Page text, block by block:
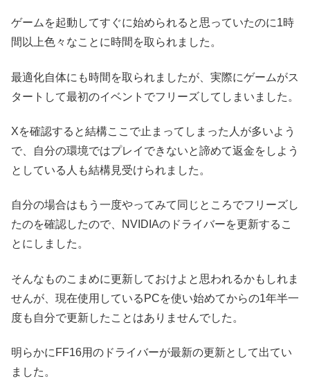
ゲームを起動してすぐに始められると思っていたのに1時
間以上色々なことに時間を取られました。
最適化自体にも時間を取られましたが、実際にゲームがス
タートして最初のイベントでフリーズしてしまいました。
Xを確認すると結構ここで止まってしまった人が多いよう
で、自分の環境ではプレイできないと諦めて返金をしよう
としている人も結構見受けられました。
自分の場合はもう一度やってみて同じところでフリーズし
たのを確認したので、NVIDIAのドライバーを更新するこ
とにしました。
そんなものこまめに更新しておけよと思われるかもしれま
せんが、現在使用しているPCを使い始めてからの1年半一
度も自分で更新したことはありませんでした。
明らかにFF16用のドライバーが最新の更新として出てい
ました。